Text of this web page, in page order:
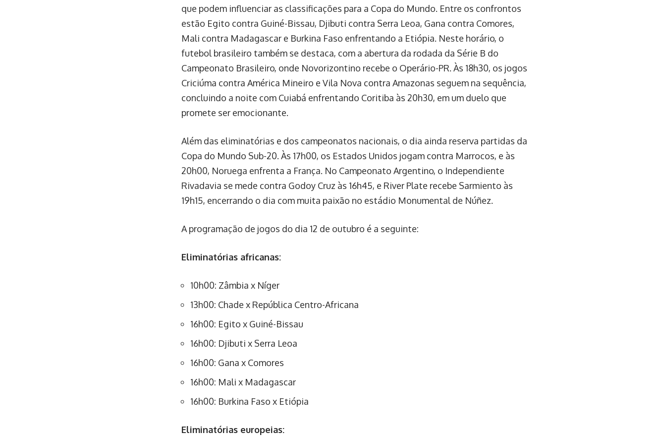
que podem influenciar as classificações para a Copa do Mundo. Entre os confrontos
estão Egito contra Guiné-Bissau, Djibuti contra Serra Leoa, Gana contra Comores,
Mali contra Madagascar e Burkina Faso enfrentando a Etiópia. Neste horário, o
futebol brasileiro também se destaca, com a abertura da rodada da Série B do
Campeonato Brasileiro, onde Novorizontino recebe o Operário-PR. Às 18h30, os jogos
Criciúma contra América Mineiro e Vila Nova contra Amazonas seguem na sequência,
concluindo a noite com Cuiabá enfrentando Coritiba às 20h30, em um duelo que
promete ser emocionante.
Além das eliminatórias e dos campeonatos nacionais, o dia ainda reserva partidas da
Copa do Mundo Sub-20. Às 17h00, os Estados Unidos jogam contra Marrocos, e às
20h00, Noruega enfrenta a França. No Campeonato Argentino, o Independiente
Rivadavia se mede contra Godoy Cruz às 16h45, e River Plate recebe Sarmiento às
19h15, encerrando o dia com muita paixão no estádio Monumental de Núñez.
A programação de jogos do dia 12 de outubro é a seguinte:
Eliminatórias africanas:
10h00: Zâmbia x Níger
13h00: Chade x República Centro-Africana
16h00: Egito x Guiné-Bissau
16h00: Djibuti x Serra Leoa
16h00: Gana x Comores
16h00: Mali x Madagascar
16h00: Burkina Faso x Etiópia
Eliminatórias europeias: